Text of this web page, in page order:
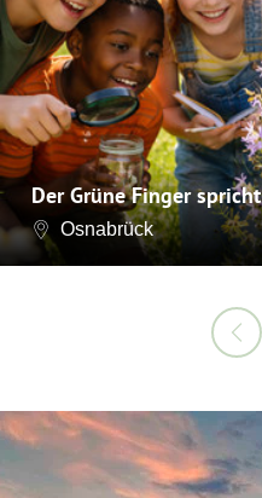
Der Grüne Finger spricht
Osnabrück